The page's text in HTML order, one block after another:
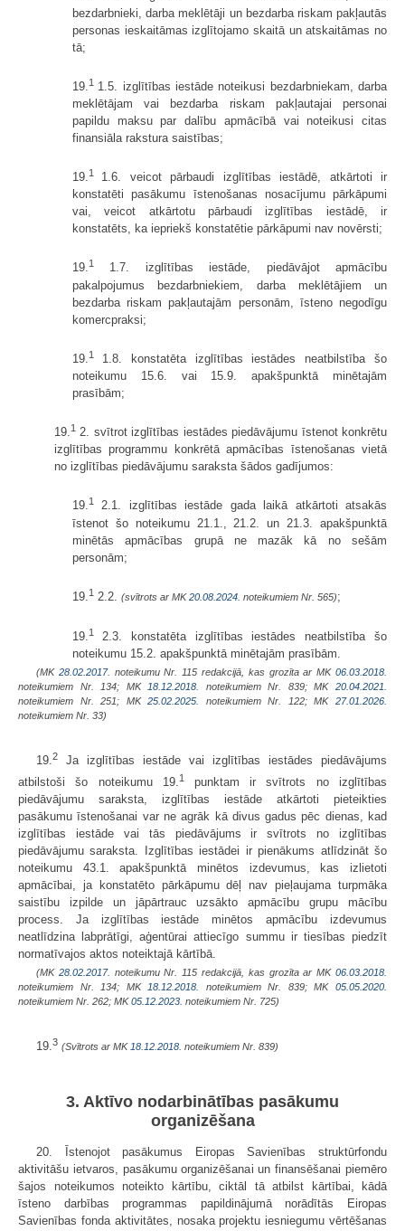
bezdarbnieki, darba meklētāji un bezdarba riskam pakļautās
personas ieskaitāmas izglītojamo skaitā un atskaitāmas no
tā;
19.1 1.5. izglītības iestāde noteikusi bezdarbniekam, darba
meklētājam vai bezdarba riskam pakļautajai personai
papildu maksu par dalību apmācībā vai noteikusi citas
finansiāla rakstura saistības;
19.1 1.6. veicot pārbaudi izglītības iestādē, atkārtoti ir
konstatēti pasākumu īstenošanas nosacījumu pārkāpumi
vai, veicot atkārtotu pārbaudi izglītības iestādē, ir
konstatēts, ka iepriekš konstatētie pārkāpumi nav novērsti;
19.1
1.7. izglītības iestāde, piedāvājot apmācību
pakalpojumus bezdarbniekiem, darba meklētājiem un
bezdarba riskam pakļautajām personām, īsteno negodīgu
komercpraksi;
19. 1 1.8. konstatēta izglītības iestādes neatbilstība šo
noteikumu 15.6. vai 15.9. apakšpunktā minētajām
prasībām;
19.1 2. svītrot izglītības iestādes piedāvājumu īstenot konkrētu
izglītības programmu konkrētā apmācības īstenošanas vietā
no izglītības piedāvājumu saraksta šādos gadījumos:
19.1
2.1. izglītības iestāde gada laikā atkārtoti atsakās
īstenot šo noteikumu 21.1., 21.2. un 21.3. apakšpunktā
minētās apmācības grupā ne mazāk kā no sešām
personām;
19. 1 2.2. (svītrots ar MK20.08.2024. noteikumiem Nr. 565);
19.1 2.3. konstatēta izglītības iestādes neatbilstība šo
noteikumu 15.2. apakšpunktā minētajām prasībām.
(MK 28.02.2017. noteikumu Nr. 115 redakcijā, kas grozīta ar MK06.03.2018.
noteikumiem Nr. 134; MK 18.12.2018. noteikumiem Nr. 839; MK20.04.2021.
noteikumiem Nr. 251; MK25.02.2025. noteikumiem Nr. 122; MK27.01.2026.
noteikumiem Nr. 33)
19.2
Ja izglītības iestāde vai izglītības iestādes piedāvājums
atbilstoši šo noteikumu 19.1 punktam ir svītrots no izglītības
piedāvājumu saraksta, izglītības iestāde atkārtoti pieteikties
pasākumu īstenošanai var ne agrāk kā divus gadus pēc dienas, kad
izglītības iestāde vai tās piedāvājums ir svītrots no izglītības
piedāvājumu saraksta. Izglītības iestādei ir pienākums atlīdzināt šo
noteikumu 43.1. apakšpunktā minētos izdevumus, kas izlietoti
apmācībai, ja konstatēto pārkāpumu dēļ nav pieļaujama turpmāka
saistību izpilde un jāpārtrauc uzsākto apmācību grupu mācību
process. Ja izglītības iestāde minētos apmācību izdevumus
neatlīdzina labprātīgi, aģentūrai attiecīgo summu ir tiesības piedzīt
normatīvajos aktos noteiktajā kārtībā.
(MK 28.02.2017. noteikumu Nr. 115 redakcijā, kas grozīta ar MK06.03.2018.
noteikumiem Nr. 134; MK 18.12.2018. noteikumiem Nr. 839; MK05.05.2020.
noteikumiem Nr. 262; MK05.12.2023. noteikumiem Nr. 725)
19.3 (Svītrots ar MK 18.12.2018. noteikumiem Nr. 839)
3. Aktīvo nodarbinātības pasākumu
organizēšana
20. Īstenojot pasākumus Eiropas Savienības struktūrfondu
aktivitāšu ietvaros, pasākumu organizēšanai un finansēšanai piemēro
šajos noteikumos noteikto kārtību, ciktāl tā atbilst kārtībai, kādā
īsteno darbības programmas papildinājumā norādītās Eiropas
Savienības fonda aktivitātes, nosaka projektu iesniegumu vērtēšanas